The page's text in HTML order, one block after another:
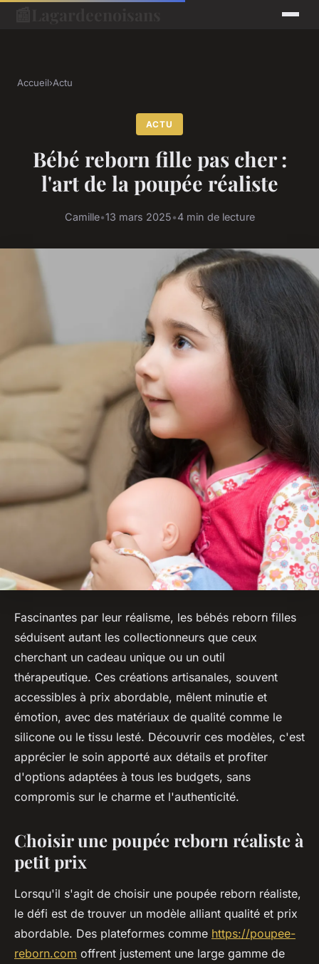
Accueil›Actu
ACTU
Bébé reborn fille pas cher :
l'art de la poupée réaliste
Camille•13 mars 2025•4 min de lecture
Fascinantes par leur réalisme, les bébés reborn filles
séduisent autant les collectionneurs que ceux
cherchant un cadeau unique ou un outil
thérapeutique. Ces créations artisanales, souvent
accessibles à prix abordable, mêlent minutie et
émotion, avec des matériaux de qualité comme le
silicone ou le tissu lesté. Découvrir ces modèles, c'est
apprécier le soin apporté aux détails et profiter
d'options adaptées à tous les budgets, sans
compromis sur le charme et l'authenticité.
Choisir une poupée reborn réaliste à
petit prix
Lorsqu'il s'agit de choisir une poupée reborn réaliste,
le défi est de trouver un modèle alliant qualité et prix
abordable. Des plateformes comme https://poupee-
reborn.com offrent justement une large gamme de